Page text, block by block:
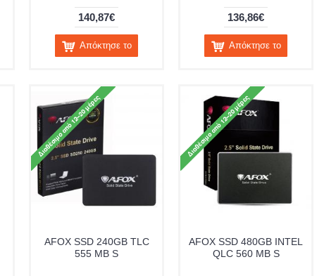
140,87€
Απόκτησε το
136,86€
Απόκτησε το
AFOX SSD 240GB TLC
555 MB S
AFOX SSD 480GB INTEL
QLC 560 MB S